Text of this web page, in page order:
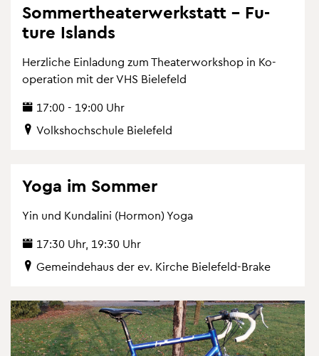
Som­mer­thea­ter­werk­statt – Fu­
ture Is­lands
Herz­li­che Ein­la­dung zum Thea­ter­work­shop in Ko­
ope­ra­ti­on mit der VHS Bie­le­feld
17:00 - 19:00 Uhr
Volks­hoch­schu­le Bie­le­feld
Yoga im Som­mer
Yin und Kun­da­li­ni (Hor­mon) Yoga
17:30 Uhr, 19:30 Uhr
Ge­mein­de­haus der ev. Kir­che Bie­le­feld-Brake